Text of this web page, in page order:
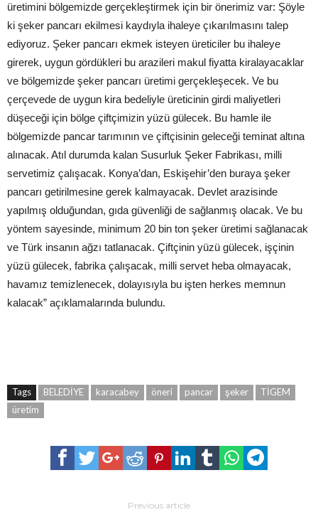
üretimini bölgemizde gerçekleştirmek için bir önerimiz var: Şöyle
ki şeker pancarı ekilmesi kaydıyla ihaleye çıkarılmasını talep
ediyoruz. Şeker pancarı ekmek isteyen üreticiler bu ihaleye
girerek, uygun gördükleri bu arazileri makul fiyatta kiralayacaklar
ve bölgemizde şeker pancarı üretimi gerçekleşecek. Ve bu
çerçevede de uygun kira bedeliyle üreticinin girdi maliyetleri
düşeceği için bölge çiftçimizin yüzü gülecek. Bu hamle ile
bölgemizde pancar tarımının ve çiftçisinin geleceği teminat altına
alınacak. Atıl durumda kalan Susurluk Şeker Fabrikası, milli
servetimiz çalışacak. Konya’dan, Eskişehir’den buraya şeker
pancarı getirilmesine gerek kalmayacak. Devlet arazisinde
yapılmış olduğundan, gıda güvenliği de sağlanmış olacak. Ve bu
yöntem sayesinde, minimum 20 bin ton şeker üretimi sağlanacak
ve Türk insanın ağzı tatlanacak. Çiftçinin yüzü gülecek, işçinin
yüzü gülecek, fabrika çalışacak, milli servet heba olmayacak,
havamız temizlenecek, dolayısıyla bu işten herkes memnun
kalacak” açıklamalarında bulundu.
Tags BELEDİYE karacabey öneri pancar şeker
TİGEM
üretim
Previous article